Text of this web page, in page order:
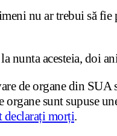
nu ar trebui să fie
la nunta acesteia, doi
de organe din SUA
organe sunt supuse
declarați morți.